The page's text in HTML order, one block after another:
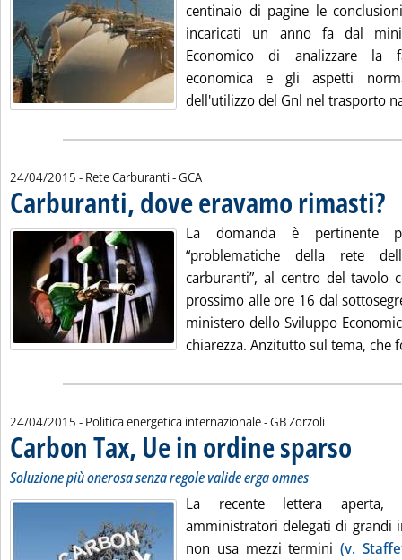
centinaio di pagine le
incaricati un anno fa dal
Economico di analizzare la
economica e gli aspetti
dell'utilizzo del Gnl nel trasporto
24/04/2015 - Rete Carburanti -di:
GCA
Carburanti, dove eravamo rimasti?.
La domanda è pertinente
“problematiche della rete
carburanti”, al centro del tavolo
prossimo alle ore 16 dal
ministero dello Sviluppo
chiarezza. Anzitutto sul tema, che
24/04/2015 - Politica energetica internazionale -di:
GB Zorzoli
Carbon Tax, Ue in ordine sparso
Soluzione più onerosa senza regole valide erga omnes
La recente lettera aperta,
amministratori delegati di grandi
non usa mezzi termini (v.